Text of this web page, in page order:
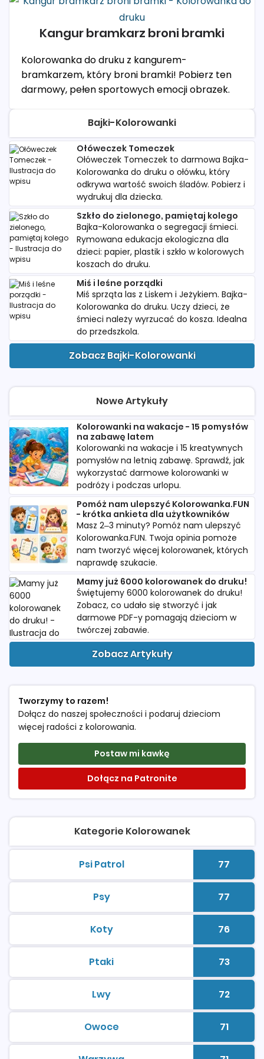
Kangur bramkarz broni bramki
Kolorowanka do druku z kangurem-
bramkarzem, który broni bramki! Pobierz ten
darmowy, pełen sportowych emocji obrazek.
Bajki-Kolorowanki
Ołóweczek Tomeczek
Ołóweczek Tomeczek to darmowa Bajka-
Kolorowanka do druku o ołówku, który
odkrywa wartość swoich śladów. Pobierz i
wydrukuj dla dziecka.
Szkło do zielonego, pamiętaj kolego
Bajka-Kolorowanka o segregacji śmieci.
Rymowana edukacja ekologiczna dla
dzieci: papier, plastik i szkło w kolorowych
koszach do druku.
Miś i leśne porządki
Miś sprząta las z Liskem i Jeżykiem. Bajka-
Kolorowanka do druku. Uczy dzieci, że
śmieci należy wyrzucać do kosza. Idealna
do przedszkola.
Zobacz Bajki-Kolorowanki
Nowe Artykuły
Kolorowanki na wakacje - 15 pomysłów
na zabawę latem
Kolorowanki na wakacje i 15 kreatywnych
pomysłów na letnią zabawę. Sprawdź, jak
wykorzystać darmowe kolorowanki w
podróży i podczas urlopu.
Pomóż nam ulepszyć Kolorowanka.FUN
- krótka ankieta dla użytkowników
Masz 2–3 minuty? Pomóż nam ulepszyć
Kolorowanka.FUN. Twoja opinia pomoże
nam tworzyć więcej kolorowanek, których
naprawdę szukacie.
Mamy już 6000 kolorowanek do druku!
Świętujemy 6000 kolorowanek do druku!
Zobacz, co udało się stworzyć i jak
darmowe PDF-y pomagają dzieciom w
twórczej zabawie.
Zobacz Artykuły
Tworzymy to razem!
Dołącz do naszej społeczności i podaruj dzieciom
więcej radości z kolorowania.
Postaw mi kawkę
Dołącz na Patronite
Kategorie Kolorowanek
Psi Patrolkolorowanki do druku Liczba
77
Psy
kolorowanki do druku Liczba
77
Koty
kolorowanki do druku Liczba
76
Ptakikolorowanki do druku Liczba
73
Lwykolorowanki do druku Liczba
72
Owocekolorowanki do druku Liczba
71